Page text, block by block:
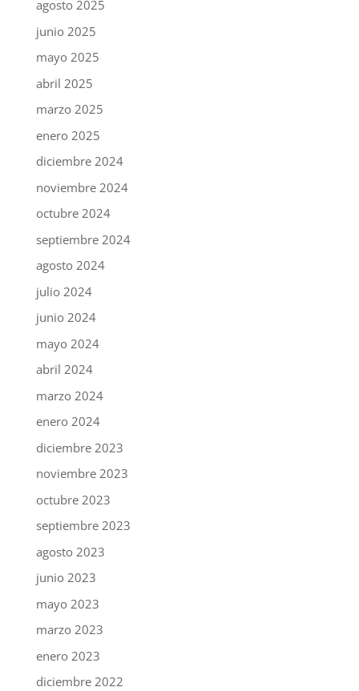
agosto 2025
junio 2025
mayo 2025
abril 2025
marzo 2025
enero 2025
diciembre 2024
noviembre 2024
octubre 2024
septiembre 2024
agosto 2024
julio 2024
junio 2024
mayo 2024
abril 2024
marzo 2024
enero 2024
diciembre 2023
noviembre 2023
octubre 2023
septiembre 2023
agosto 2023
junio 2023
mayo 2023
marzo 2023
enero 2023
diciembre 2022